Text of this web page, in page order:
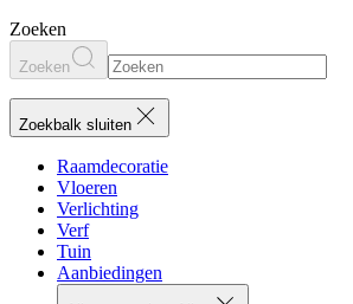
Zoeken
Zoeken
Zoekbalk sluiten
Raamdecoratie
Vloeren
Verlichting
Verf
Tuin
Aanbiedingen